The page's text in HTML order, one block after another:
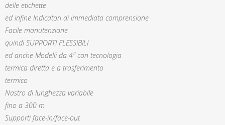
delle etichette
ed infine Indicatori di immediata comprensione
Facile manutenzione
quindi SUPPORTI FLESSIBILI
ed anche Modelli da 4″ con tecnologia
termica diretta e a trasferimento
termico
Nastro di lunghezza variabile
fino a 300 m
Supporti face-in/face-out